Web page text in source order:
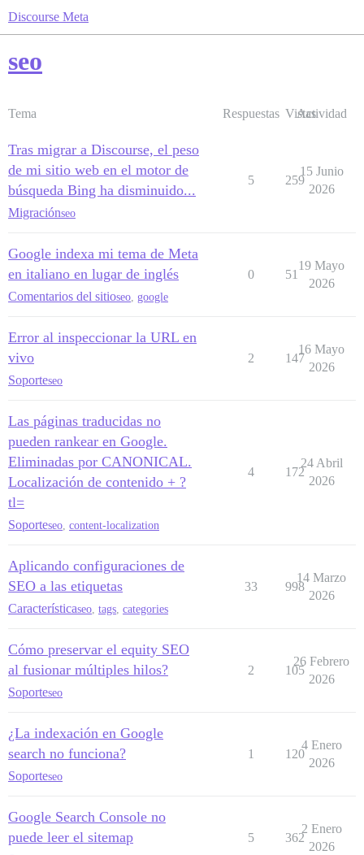
Discourse Meta
seo
Tema Respuestas Vistas
Actividad
Tras migrar a Discourse, el peso
de mi sitio web en el motor de
búsqueda Bing ha disminuido...
Migraciónseo
5 259
15 Junio
2026
Google indexa mi tema de Meta
en italiano en lugar de inglés
Comentarios del sitioseo google
0 51
19 Mayo
2026
Error al inspeccionar la URL en
vivo
Soporteseo
2 147
16 Mayo
2026
Las páginas traducidas no
pueden rankear en Google.
Eliminadas por CANONICAL.
Localización de contenido + ?
tl=
Soporteseo content-localization
4 172
24 Abril
2026
Aplicando configuraciones de
SEO a las etiquetas
Característicaseo tags categories
33 998
14 Marzo
2026
Cómo preservar el equity SEO
al fusionar múltiples hilos?
Soporteseo
2 105
26 Febrero
2026
¿La indexación en Google
search no funciona?
Soporteseo
1 120
4 Enero
2026
Google Search Console no
puede leer el sitemap
5 362
2 Enero
2026